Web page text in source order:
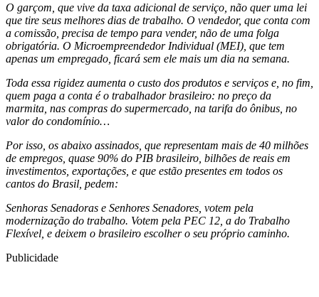
O garçom, que vive da taxa adicional de serviço, não quer uma lei
que tire seus melhores dias de trabalho. O vendedor, que conta com
a comissão, precisa de tempo para vender, não de uma folga
obrigatória. O Microempreendedor Individual (MEI), que tem
apenas um empregado, ficará sem ele mais um dia na semana.
Toda essa rigidez aumenta o custo dos produtos e serviços e, no fim,
quem paga a conta é o trabalhador brasileiro: no preço da
marmita, nas compras do supermercado, na tarifa do ônibus, no
valor do condomínio…
Por isso, os abaixo assinados, que representam mais de 40 milhões
de empregos, quase 90% do PIB brasileiro, bilhões de reais em
investimentos, exportações, e que estão presentes em todos os
cantos do Brasil, pedem:
Senhoras Senadoras e Senhores Senadores, votem pela
modernização do trabalho. Votem pela PEC 12, a do Trabalho
Flexível, e deixem o brasileiro escolher o seu próprio caminho.
Publicidade